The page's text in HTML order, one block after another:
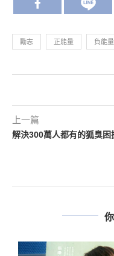
勵志 正能量 負能量
上一篇
解決300萬人都有的狐臭